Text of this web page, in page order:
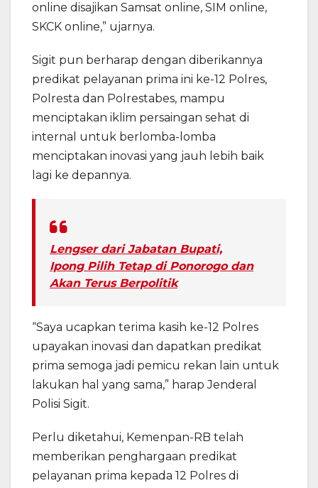
online disajikan Samsat online, SIM online,
SKCK online,” ujarnya.
Sigit pun berharap dengan diberikannya
predikat pelayanan prima ini ke-12 Polres,
Polresta dan Polrestabes, mampu
menciptakan iklim persaingan sehat di
internal untuk berlomba-lomba
menciptakan inovasi yang jauh lebih baik
lagi ke depannya.
Lengser dari Jabatan Bupati,
Ipong Pilih Tetap di Ponorogo dan
Akan Terus Berpolitik
“Saya ucapkan terima kasih ke-12 Polres
upayakan inovasi dan dapatkan predikat
prima semoga jadi pemicu rekan lain untuk
lakukan hal yang sama,” harap Jenderal
Polisi Sigit.
Perlu diketahui, Kemenpan-RB telah
memberikan penghargaan predikat
pelayanan prima kepada 12 Polres di